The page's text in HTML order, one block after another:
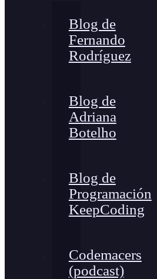
Blog de
Fernando
Rodríguez
Blog de
Adriana
Botelho
Blog de
Programación
KeepCoding
Codemacers
(podcast)